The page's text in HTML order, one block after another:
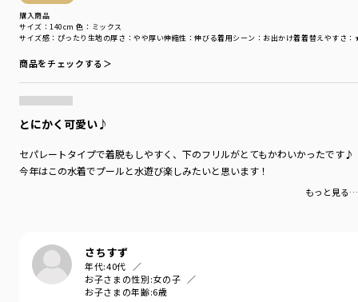
購入商品
サイズ感 ：ぴったり 生地の厚さ ：やや厚い伸縮性 ：伸びる着用シーン ：お出かけ着着替えやすさ
サイズ：140cm 色：ミックス
商品をチェックする＞
とにかく可愛い♪
セパレートタイプで着脱もしやすく、下のフリルがとてもかわいかったです♪
今年はこの水着でプールと水遊び楽しみたいと思います！
もっと見る…
さちすず
年代:40代
お子さまの性別:女の子
お子さまの年齢:6歳